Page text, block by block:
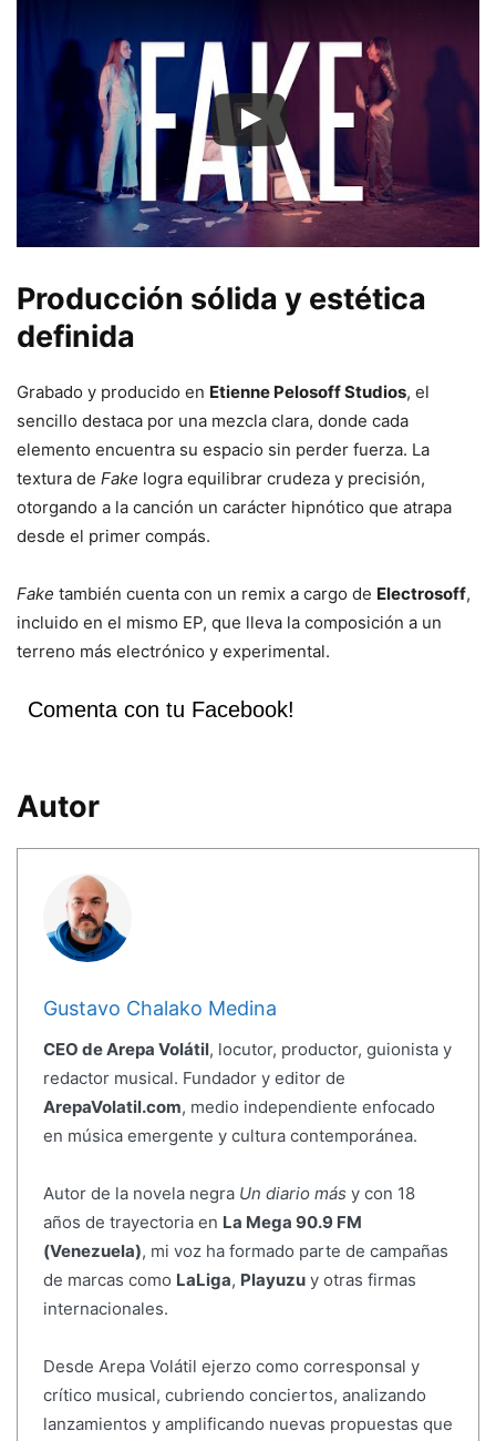
Producción sólida y estética
definida
Grabado y producido en Etienne Pelosoff Studios, el
sencillo destaca por una mezcla clara, donde cada
elemento encuentra su espacio sin perder fuerza. La
textura de Fake logra equilibrar crudeza y precisión,
otorgando a la canción un carácter hipnótico que atrapa
desde el primer compás.
Fake también cuenta con un remix a cargo de Electrosoff,
incluido en el mismo EP, que lleva la composición a un
terreno más electrónico y experimental.
Comenta con tu Facebook!
Autor
Gustavo Chalako Medina
CEO de Arepa Volátil, locutor, productor, guionista y
redactor musical. Fundador y editor de
ArepaVolatil.com, medio independiente enfocado
en música emergente y cultura contemporánea.
Autor de la novela negra Un diario más y con 18
años de trayectoria en La Mega 90.9 FM
(Venezuela), mi voz ha formado parte de campañas
de marcas como LaLiga, Playuzuy otras firmas
internacionales.
Desde Arepa Volátil ejerzo como corresponsal y
crítico musical, cubriendo conciertos, analizando
lanzamientos y amplificando nuevas propuestas que